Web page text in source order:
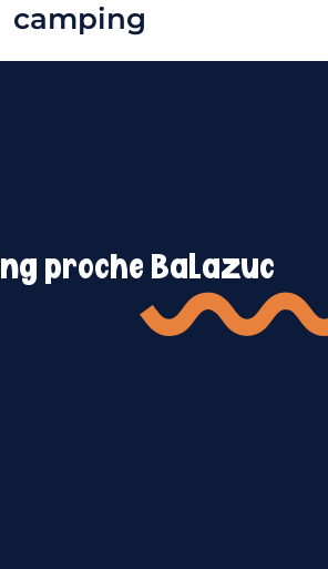
camping
proche Balazuc